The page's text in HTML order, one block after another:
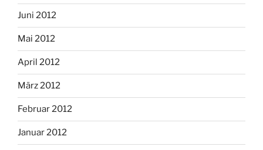
Juni 2012
Mai 2012
April 2012
März 2012
Februar 2012
Januar 2012